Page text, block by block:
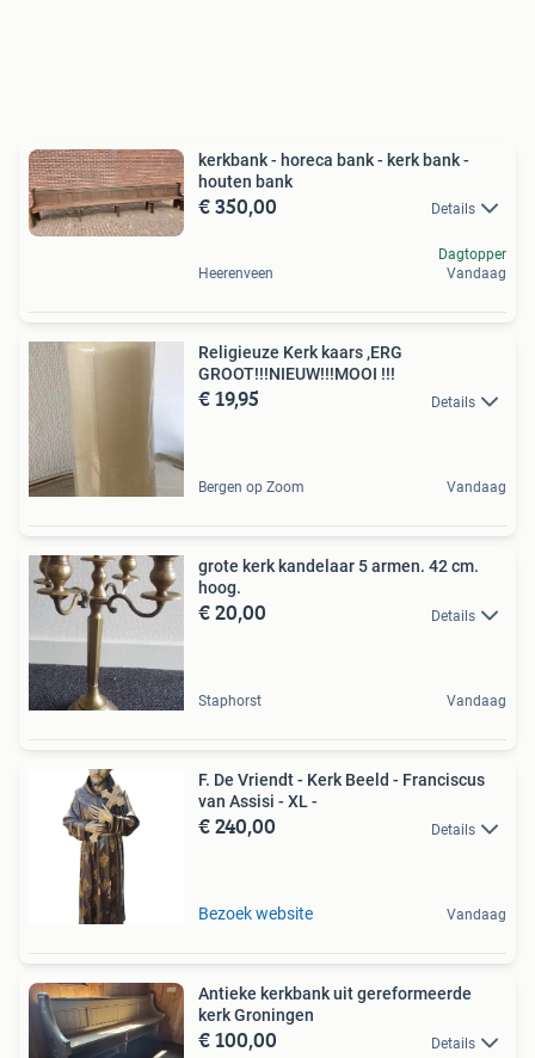
kerkbank - horeca bank - kerk bank -
houten bank
€ 350,00 Details
Heerenveen
Dagtopper
Vandaag
Religieuze Kerk kaars ,ERG
GROOT!!!NIEUW!!!MOOI !!!
€ 19,95 Details
Bergen op Zoom Vandaag
grote kerk kandelaar 5 armen. 42 cm.
hoog​​.
€ 20,00 Details
Staphorst Vandaag
F. De Vriendt - Kerk Beeld - Franciscus
van Assisi - XL -
€ 240,00 Details
Bezoek website Vandaag
Antieke kerkbank uit gereformeerde
kerk Groningen
€ 100,00 Details